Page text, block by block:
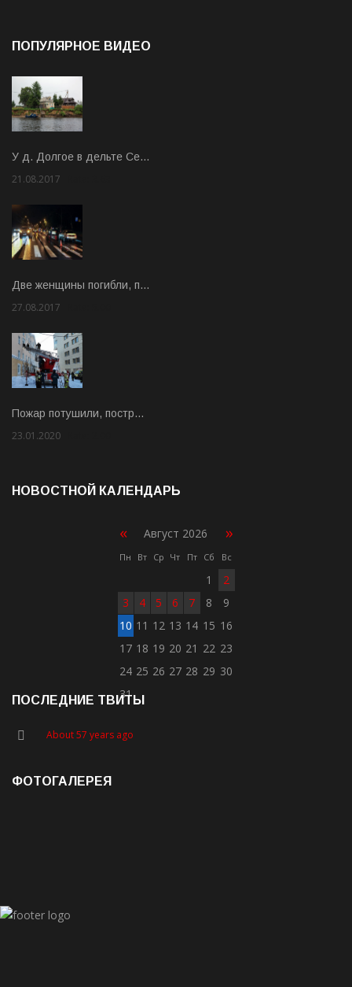
ПОПУЛЯРНОЕ ВИДЕО
У д. Долгое в дельте Се…
21.08.2017
Две женщины погибли, п…
27.08.2017
Пожар потушили, постр…
23.01.2020
НОВОСТНОЙ КАЛЕНДАРЬ
« Август 2026 »
Пн Вт Ср Чт Пт Сб Вс
1
2
3
4 5 6 7 8
9
10 11 12 13 14 15 16
17 18 19 20 21 22 23
24 25 26 27 28 29 30
31
ПОСЛЕДНИЕ ТВИТЫ
About 57 years ago
ФОТОГАЛЕРЕЯ